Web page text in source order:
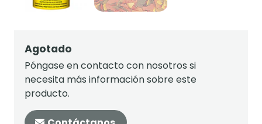
Agotado
Póngase en contacto con nosotros si
necesita más información sobre este
producto.